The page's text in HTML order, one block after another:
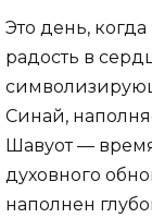
Это день,
радость в
Синай,
Шавуот —
духовного
наполнен